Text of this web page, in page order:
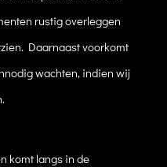
rustig overleggen
Daarnaast voorkomt
wachten, indien wij
komt langs in de